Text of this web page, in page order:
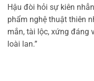
Hậu đòi hỏi sự kiên
phẩm nghệ thuật thiên
mắn, tài lộc, xứng đáng
loài lan.”